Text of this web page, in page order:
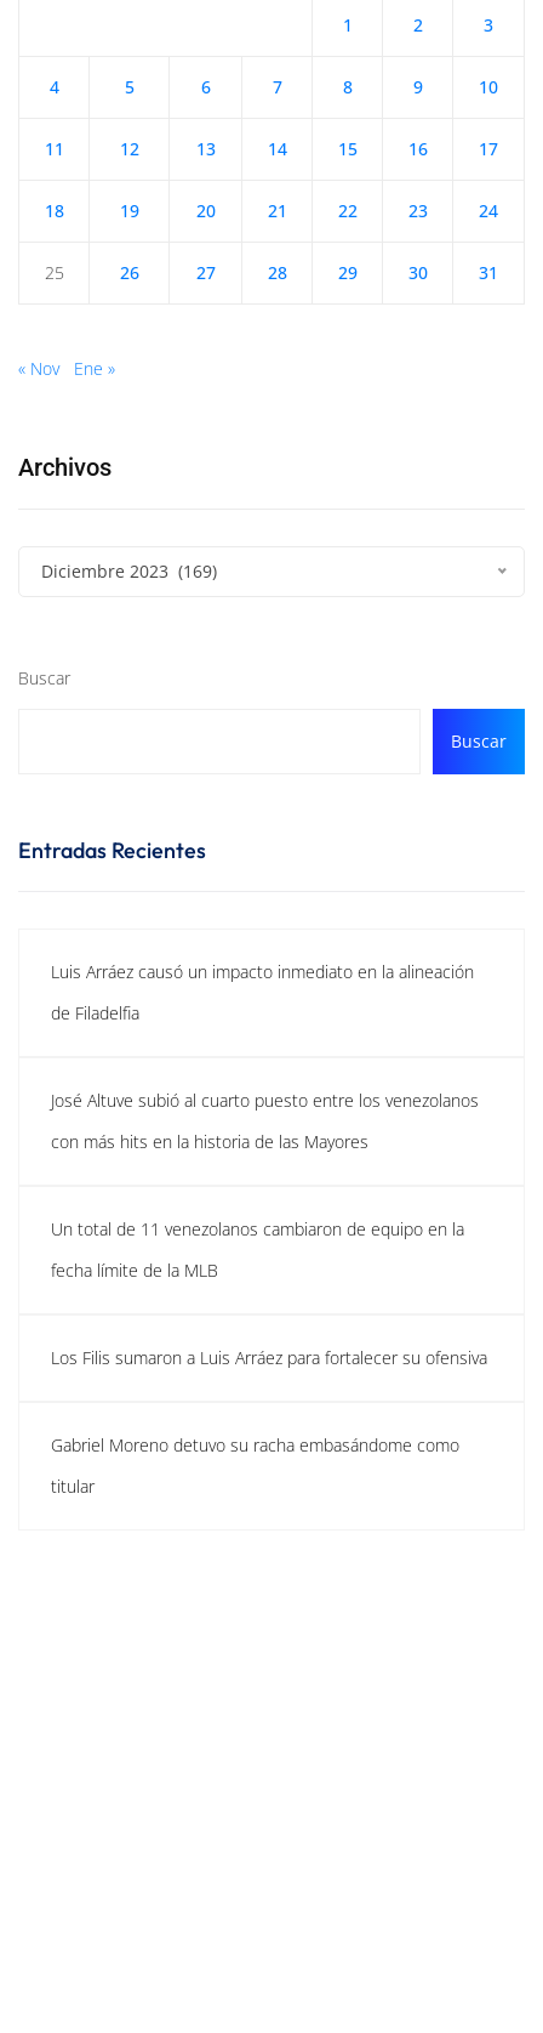
1 2 3
4 5 6 7 8 9 10
11 12 13 14 15 16 17
18 19 20 21 22 23 24
25 26 27 28 29 30 31
« Nov Ene »
Archivos
Diciembre 2023 (169)
Buscar
Buscar
Entradas Recientes
Luis Arráez causó un impacto inmediato en la alineación
de Filadelfia
José Altuve subió al cuarto puesto entre los venezolanos
con más hits en la historia de las Mayores
Un total de 11 venezolanos cambiaron de equipo en la
fecha límite de la MLB
Los Filis sumaron a Luis Arráez para fortalecer su ofensiva
Gabriel Moreno detuvo su racha embasándome como
titular